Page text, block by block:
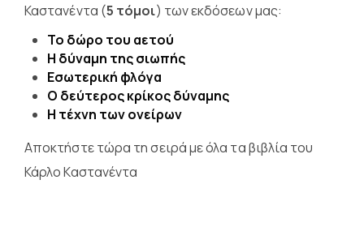
Καστανέντα (5 τόμοι) των εκδόσεων μας:
Το δώρο του αετού
Η δύναμη της σιωπής
Εσωτερική φλόγα
Ο δεύτερος κρίκος δύναμης
Η τέχνη των ονείρων
Αποκτήστε τώρα τη σειρά με όλα τα βιβλία του
Κάρλο Καστανέντα